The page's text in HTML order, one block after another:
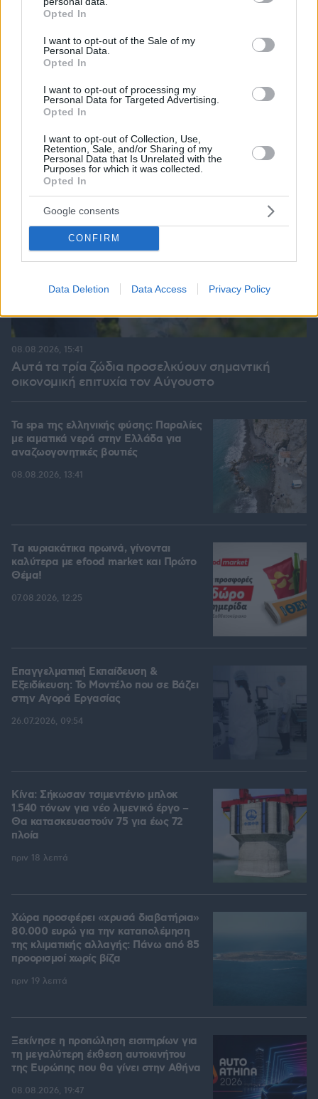
grant or deny consent to Google and its third-party tags to
use your data for below specified purposes in below Google
consent section.
Opted In
I want to opt-out of the Sale of my
Personal Data.
Opted In
I want to opt-out of processing my
Personal Data for Targeted Advertising.
Opted In
I want to opt-out of Collection, Use,
Retention, Sale, and/or Sharing of my
Personal Data that Is Unrelated with the
Purposes for which it was collected.
Opted In
Google consents
CONFIRM
Data Deletion Data Access Privacy Policy
κλέφτες αυτοκινήτων στην Ελλάδα
Αυτά τα τρία ζώδια προσελκύουν σημαντική
οικονομική επιτυχία τον Αύγουστο
08.08.2026, 15:41
Τα spa της ελληνικής φύσης: Παραλίες
με ιαματικά νερά στην Ελλάδα για
αναζωογονητικές βουτιές
08.08.2026, 13:41
Tα κυριακάτικα πρωινά, γίνονται
καλύτερα με efood market και Πρώτο
Θέμα!
07.08.2026, 12:25
Επαγγελματική Εκπαίδευση &
Εξειδίκευση: Το Mοντέλο που σε Bάζει
στην Aγορά Eργασίας
26.07.2026, 09:54
Κίνα: Σήκωσαν τσιμεντένιο μπλοκ
1.540 τόνων για νέο λιμενικό έργο –
Θα κατασκευαστούν 75 για έως 72
πλοία
πριν 18 λεπτά
Χώρα προσφέρει «χρυσά διαβατήρια»
80.000 ευρώ για την καταπολέμηση
της κλιματικής αλλαγής: Πάνω από 85
προορισμοί χωρίς βίζα
πριν 19 λεπτά
Ξεκίνησε η προπώληση εισιτηρίων για
τη μεγαλύτερη έκθεση αυτοκινήτου
της Ευρώπης που θα γίνει στην Αθήνα
08.08.2026, 19:47